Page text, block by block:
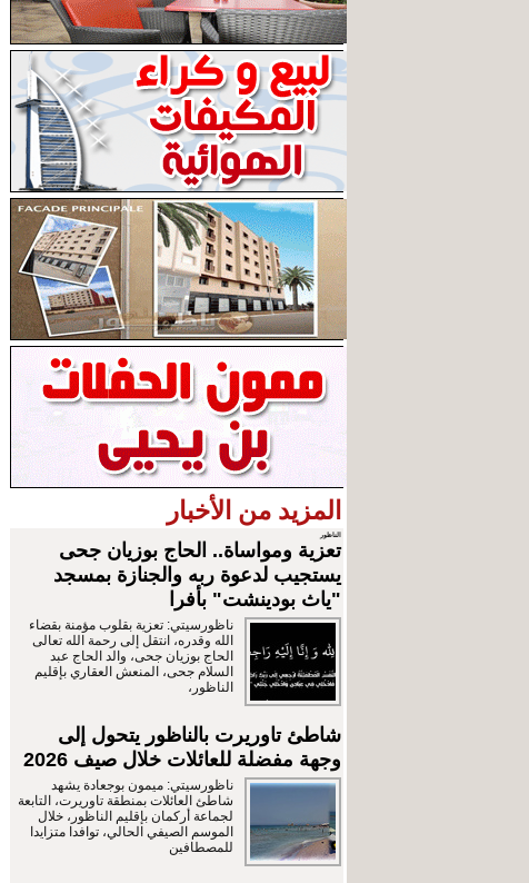
المزيد من الأخبار
الناظور
تعزية ومواساة.. الحاج بوزيان جحى
يستجيب لدعوة ربه والجنازة بمسجد
"ياث بودينشت" بأفرا
ناظورسيتي: تعزية بقلوب مؤمنة بقضاء
الله وقدره، انتقل إلى رحمة الله تعالى
الحاج بوزيان جحى، والد الحاج عبد
السلام جحى، المنعش العقاري بإقليم
الناظور،
شاطئ تاوريرت بالناظور يتحول إلى
وجهة مفضلة للعائلات خلال صيف 2026
ناظورسيتي: ميمون بوجعادة يشهد
شاطئ العائلات بمنطقة تاوريرت، التابعة
لجماعة أركمان بإقليم الناظور، خلال
الموسم الصيفي الحالي، توافدا متزايدا
للمصطافين